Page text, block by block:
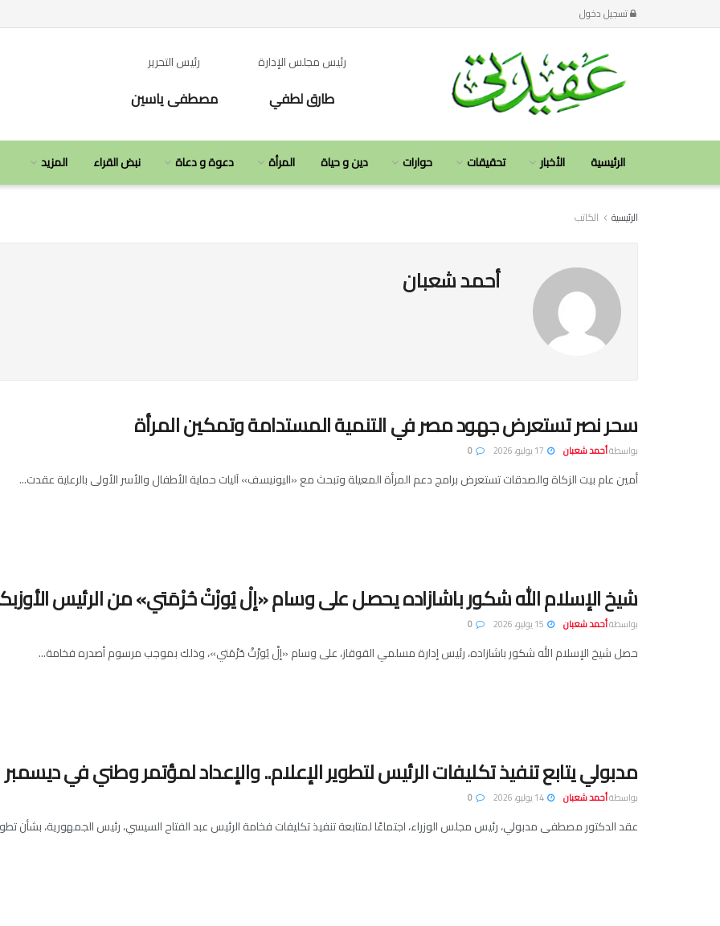
تسجيل دخول
رئيس مجلس الإدارة
طارق لطفي
رئيس التحرير
مصطفى ياسين
الرئيسية الأخبار تحقيقات حوارات دين و حياة المرأة دعوة و دعاة نبض القراء المزيد
الرئيسية الكاتب
أحمد شعبان
سحر نصر تستعرض جهود مصر في التنمية المستدامة وتمكين المرأة
بواسطةأحمد شعبان
أمين عام بيت الزكاة والصدقات تستعرض برامج دعم المرأة المعيلة وتبحث مع «اليونيسف» آليات حماية الأطفال والأسر الأولى بالرعاية عقدت...
شيخ الإسلام الله شكور باشازاده يحصل على وسام «إلْ يُورْتْ حُرْمَتي» من الرئيس
بواسطةأحمد شعبان
حصل شيخ الإسلام الله شكور باشازاده، رئيس إدارة مسلمي القوقاز، على وسام «إلْ يُورْتْ حُرْمَتي»، وذلك بموجب مرسوم أصدره فخامة...
مدبولي يتابع تنفيذ تكليفات الرئيس لتطوير الإعلام.. والإعداد لمؤتمر وطني في ديسمبر
بواسطةأحمد شعبان
عقد الدكتور مصطفى مدبولي، رئيس مجلس الوزراء، اجتماعًا لمتابعة تنفيذ تكليفات فخامة الرئيس عبد الفتاح السيسي، رئيس الجمهورية، بشأن